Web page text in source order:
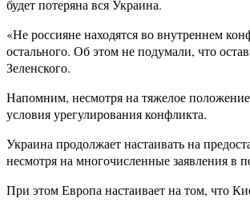
будет потеряна вся Украина.
«Не россияне находятся во внутреннем
остального. Об этом не подумали, что
Зеленского.
Напомним, несмотря на тяжелое
условия урегулирования конфликта.
Украина продолжает настаивать на
несмотря на многочисленные заявления в
При этом Европа настаивает на том, что